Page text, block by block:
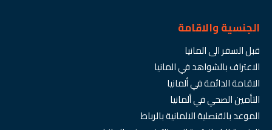
الجنسية والاقامة
قبل السفر الى المانيا
الاعتراف بالشواهد في المانيا
الاقامة الدائمة في ألمانيا
التأمين الصحي في ألمانيا
الموعد بالقنصلية الالمانية بالرباط